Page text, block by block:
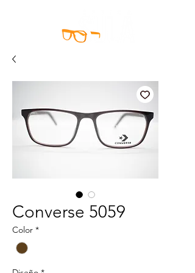
Converse 5059
Color *